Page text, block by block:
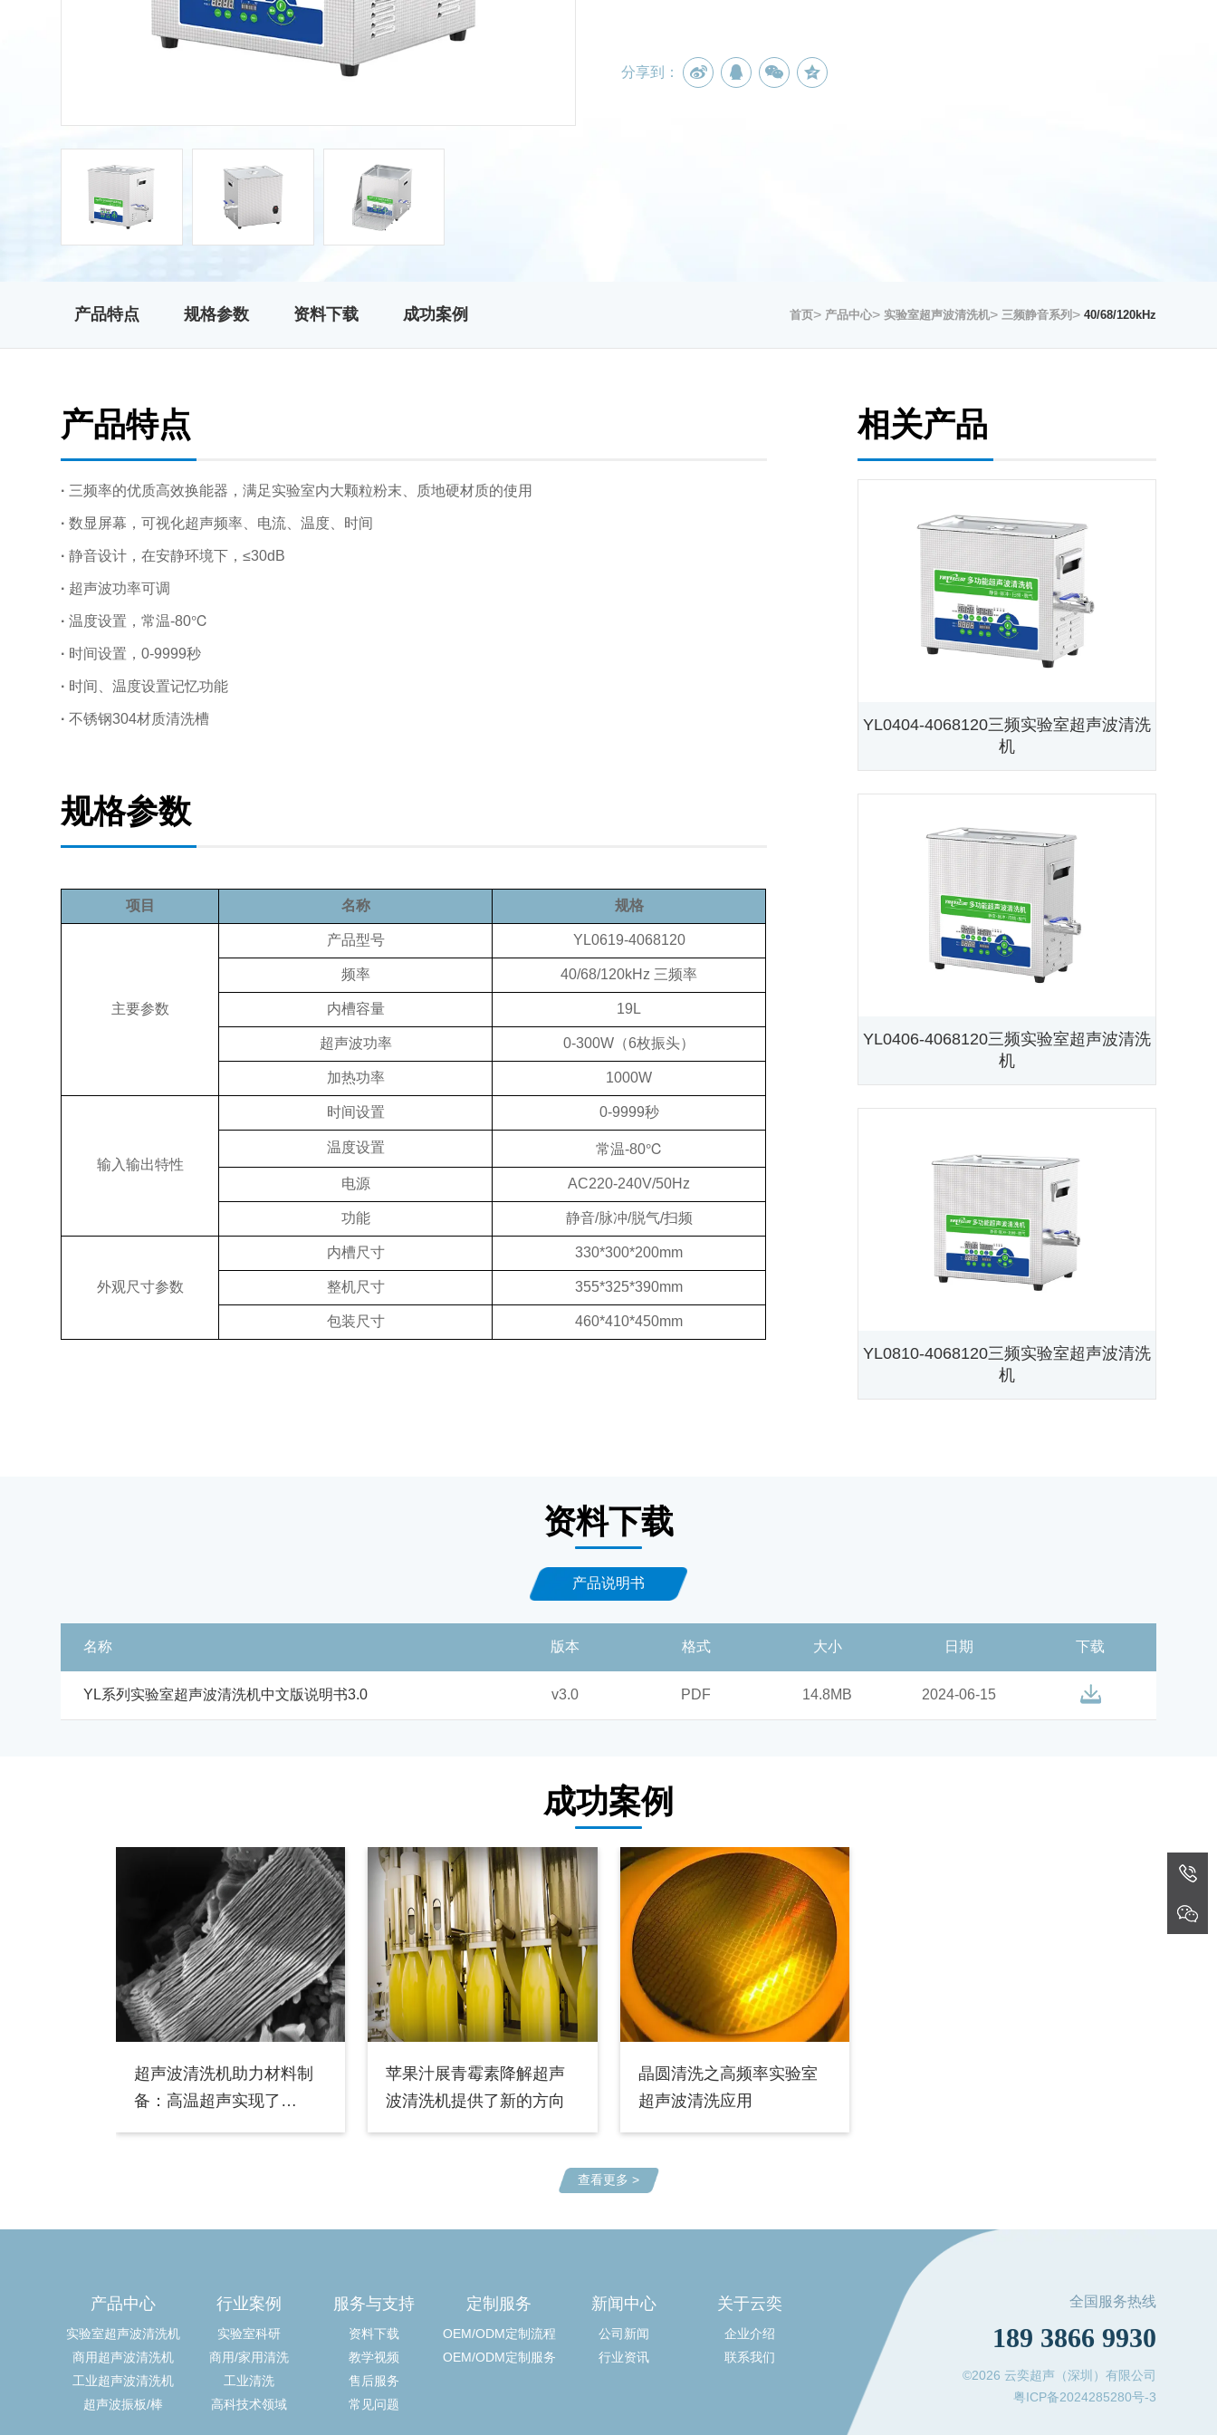
分享到：
产品特点 规格参数 资料下载 成功案例 首页> 产品中心> 实验室超声波清洗机> 三频静音系列 > 40/68/120kHz
产品特点
· 三频率的优质高效换能器，满足实验室内大颗粒粉末、质地硬材质的使用
· 数显屏幕，可视化超声频率、电流、温度、时间
· 静音设计，在安静环境下，≤30dB
· 超声波功率可调
· 温度设置，常温-80℃
· 时间设置，0-9999秒
· 时间、温度设置记忆功能
· 不锈钢304材质清洗槽
规格参数
项目 名称 规格
主要参数
产品型号 YL0619-4068120
频率 40/68/120kHz 三频率
内槽容量 19L
超声波功率 0-300W（6枚振头）
加热功率 1000W
输入输出特性
时间设置 0-9999秒
温度设置 常温-80℃
电源 AC220-240V/50Hz
功能 静音/脉冲/脱气/扫频
外观尺寸参数
内槽尺寸 330*300*200mm
整机尺寸 355*325*390mm
包装尺寸 460*410*450mm
相关产品
YL0404-4068120三频实验室超声波清洗
机
YL0406-4068120三频实验室超声波清洗
机
YL0810-4068120三频实验室超声波清洗
机
资料下载
产品说明书
名称 版本 格式 大小 日期 下载
YL系列实验室超声波清洗机中文版说明书3.0 v3.0 PDF 14.8MB 2024-06-15
成功案例
超声波清洗机助力材料制
备：高温超声实现了
苹果汁展青霉素降解超声
波清洗机提供了新的方向
晶圆清洗之高频率实验室
超声波清洗应用
查看更多 >
产品中心
实验室超声波清洗机
商用超声波清洗机
工业超声波清洗机
超声波振板/棒
行业案例
实验室科研
商用/家用清洗
工业清洗
高科技术领域
服务与支持
资料下载
教学视频
售后服务
常见问题
定制服务
OEM/ODM定制流程
OEM/ODM定制服务
新闻中心
公司新闻
行业资讯
关于云奕
企业介绍
联系我们
全国服务热线
189 3866 9930
©2026 云奕超声（深圳）有限公司
粤ICP备2024285280号-3